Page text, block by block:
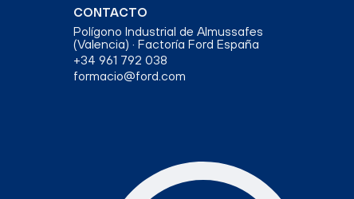
CONTACTO
Polígono Industrial de Almussafes
(Valencia) · Factoría Ford España
+34 961 792 038
formacio@ford.com